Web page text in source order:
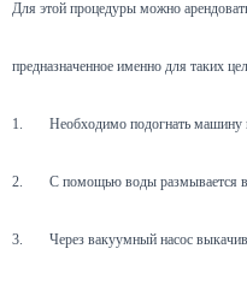
Для этой процедуры можно
предназначенное именно для таких
1. Необходимо подогнать машину
2. С помощью воды размывается
3. Через вакуумный насос